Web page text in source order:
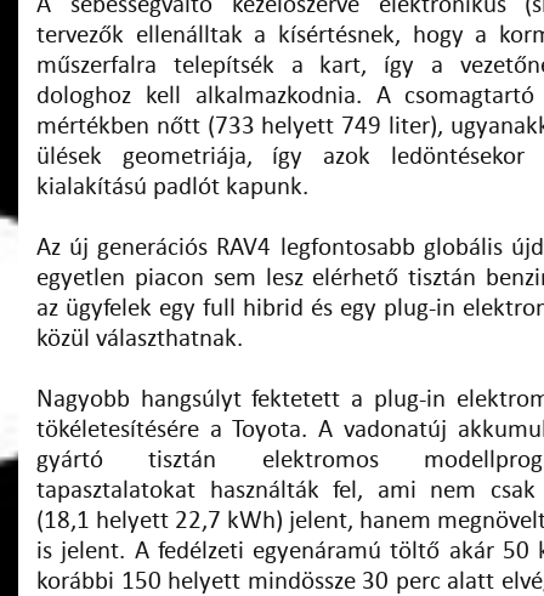
tervezők ellenálltak a kísértésnek, hogy a
műszerfalra telepítsék a kart, így a
dologhoz kell alkalmazkodnia. A
mértékben nőtt (733 helyett 749 liter),
ülések geometriája, így azok ledöntésekor
kialakítású padlót kapunk.
Az új generációs RAV4 legfontosabb globális
egyetlen piacon sem lesz elérhető tisztán
az ügyfelek egy full hibrid és egy plug-in
közül választhatnak.
Nagyobb hangsúlyt fektetett a plug-in
tökéletesítésére a Toyota. A vadonatúj
gyártó tisztán elektromos
tapasztalatokat használták fel, ami nem
(18,1 helyett 22,7 kWh) jelent, hanem
is jelent. A fedélzeti egyenáramú töltő akár 50
korábbi 150 helyett mindössze 30 perc alatt